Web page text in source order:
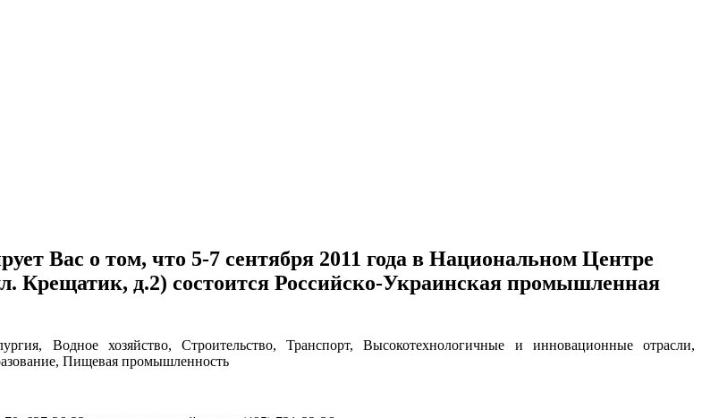
Вас о том, что 5-7 сентября 2011 года в Национальном Центре
Крещатик, д.2) состоится Российско-Украинская промышленная
Водное хозяйство, Строительство, Транспорт, Высокотехнологичные и инновационные отрасли,
Пищевая промышленность